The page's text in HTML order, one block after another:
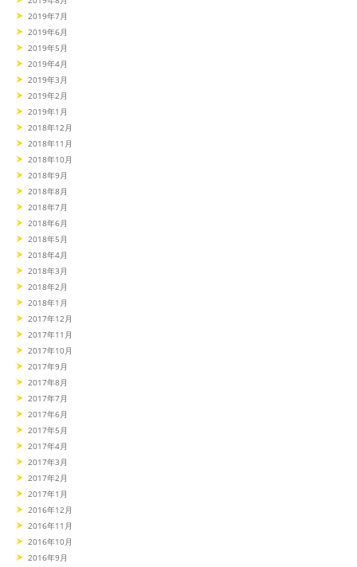
2019年7月
2019年6月
2019年5月
2019年4月
2019年3月
2019年2月
2019年1月
2018年12月
2018年11月
2018年10月
2018年9月
2018年8月
2018年7月
2018年6月
2018年5月
2018年4月
2018年3月
2018年2月
2018年1月
2017年12月
2017年11月
2017年10月
2017年9月
2017年8月
2017年7月
2017年6月
2017年5月
2017年4月
2017年3月
2017年2月
2017年1月
2016年12月
2016年11月
2016年10月
2016年9月